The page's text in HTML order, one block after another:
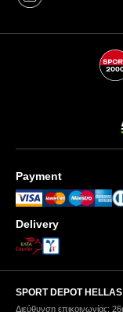
Payment
Delivery
SPORT DEPOT
Διεύθυνση